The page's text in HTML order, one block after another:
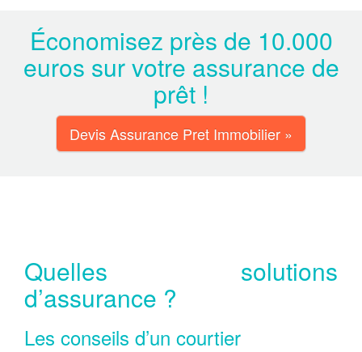
Économisez près de 10.000
euros sur votre assurance de
prêt !
Devis Assurance Pret Immobilier »
Quelles solutions
d’assurance ?
Les conseils d’un courtier